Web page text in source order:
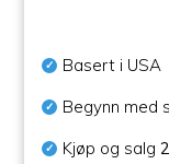
Basert i USA
Begynn med
Kjøp og salg